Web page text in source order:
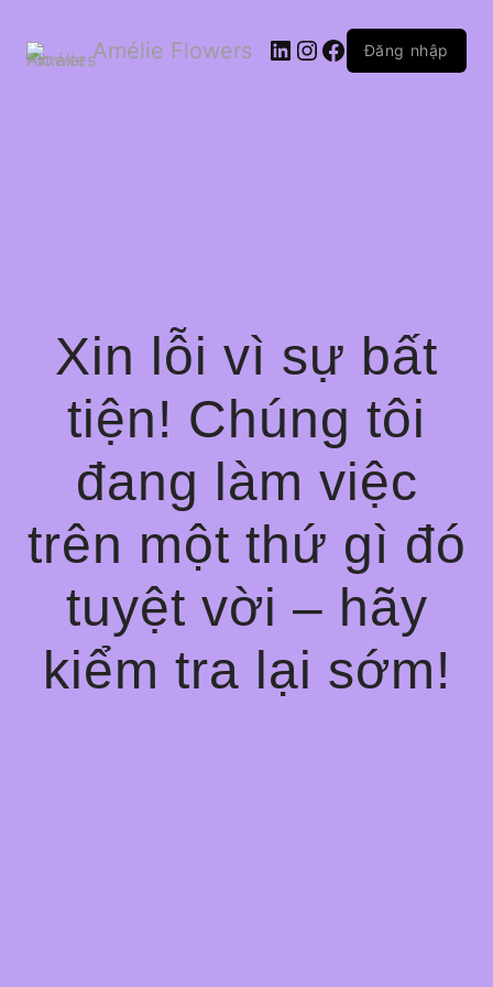
Amélie Flowers LinkedIn
Instagram
Facebook
Đăng nhập
Xin lỗi vì sự bất
tiện! Chúng tôi
đang làm việc
trên một thứ gì đó
tuyệt vời – hãy
kiểm tra lại sớm!